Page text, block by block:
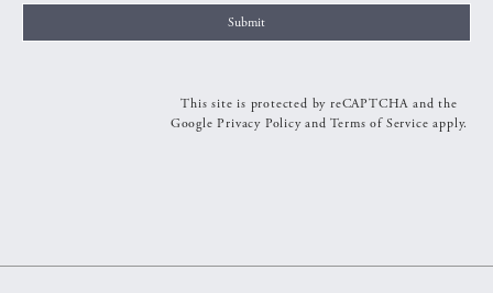
This site is protected by reCAPTCHA and the
GooglePrivacy Policyand Terms of Service apply.